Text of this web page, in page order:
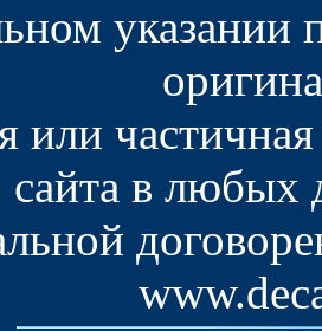
или
сайта в